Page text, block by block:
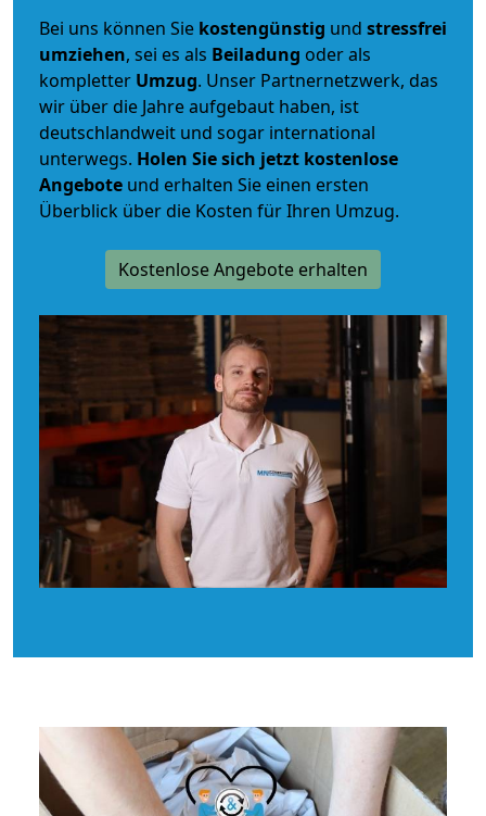
Bei uns können Sie kostengünstig und stressfrei
umziehen, sei es als Beiladung oder als
kompletter Umzug. Unser Partnernetzwerk, das
wir über die Jahre aufgebaut haben, ist
deutschlandweit und sogar international
unterwegs. Holen Sie sich jetzt kostenlose
Angebote und erhalten Sie einen ersten
Überblick über die Kosten für Ihren Umzug.
Kostenlose Angebote erhalten